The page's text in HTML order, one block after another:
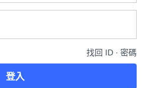
找回 ID ∙ 密碼
登入